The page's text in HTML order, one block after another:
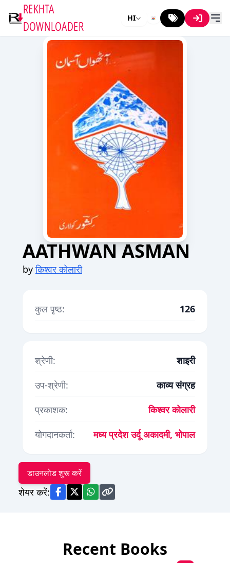
REKHTA
DOWNLOADER
HI
AATHWAN ASMAN
byकिश्वर कोलारी
कुल पृष्ठ: 126
श्रेणी:
शाइरी
उप-श्रेणी:
काव्य संग्रह
प्रकाशक:
किश्वर कोलारी
योगदानकर्ता:
मध्य प्रदेश उर्दू अकादमी, भोपाल
डाउनलोड शुरू करें
शेयर करें:
Recent Books